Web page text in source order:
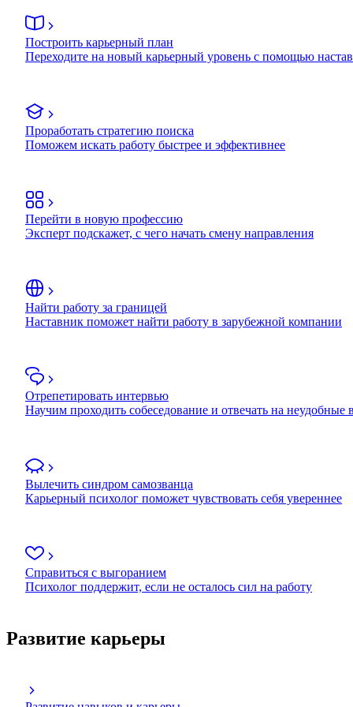
Построить карьерный план
Переходите на новый карьерный уровень с помощью
Проработать стратегию поиска
Поможем искать работу быстрее и эффективнее
Перейти в новую профессию
Эксперт подскажет, с чего начать смену направления
Найти работу за границей
Наставник поможет найти работу в зарубежной компании
Отрепетировать интервью
Научим проходить собеседование и отвечать на неудобные
Вылечить синдром самозванца
Карьерный психолог поможет чувствовать себя увереннее
Справиться с выгоранием
Психолог поддержит, если не осталось сил на работу
Развитие карьеры